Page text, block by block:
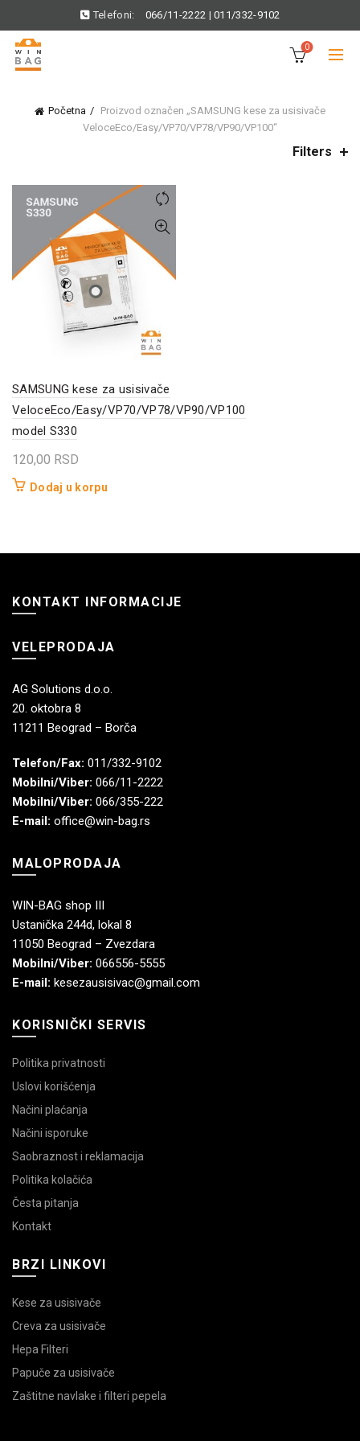
Telefoni: 066/11-2222 |011/332-9102
0
Početna
Proizvod označen „SAMSUNG kese za usisivače
VeloceEco/Easy/VP70/VP78/VP90/VP100“
Filters
SAMSUNG kese za usisivače
VeloceEco/Easy/VP70/VP78/VP90/VP100
model S330
120,00 RSD
Dodaj u korpu
KONTAKT INFORMACIJE
VELEPRODAJA
AG Solutions d.o.o.
20. oktobra 8
11211 Beograd – Borča
Telefon/Fax: 011/332-9102
Mobilni/Viber: 066/11-2222
Mobilni/Viber: 066/355-222
E-mail: office@win-bag.rs
MALOPRODAJA
WIN-BAG shop III
Ustanička 244d, lokal 8
11050 Beograd – Zvezdara
Mobilni/Viber: 066556-5555
E-mail: kesezausisivac@gmail.com
KORISNIČKI SERVIS
Politika privatnosti
Uslovi korišćenja
Načini plaćanja
Načini isporuke
Saobraznost i reklamacija
Politika kolačića
Česta pitanja
Kontakt
BRZI LINKOVI
Kese za usisivače
Creva za usisivače
Hepa Filteri
Papuče za usisivače
Zaštitne navlake i filteri pepela